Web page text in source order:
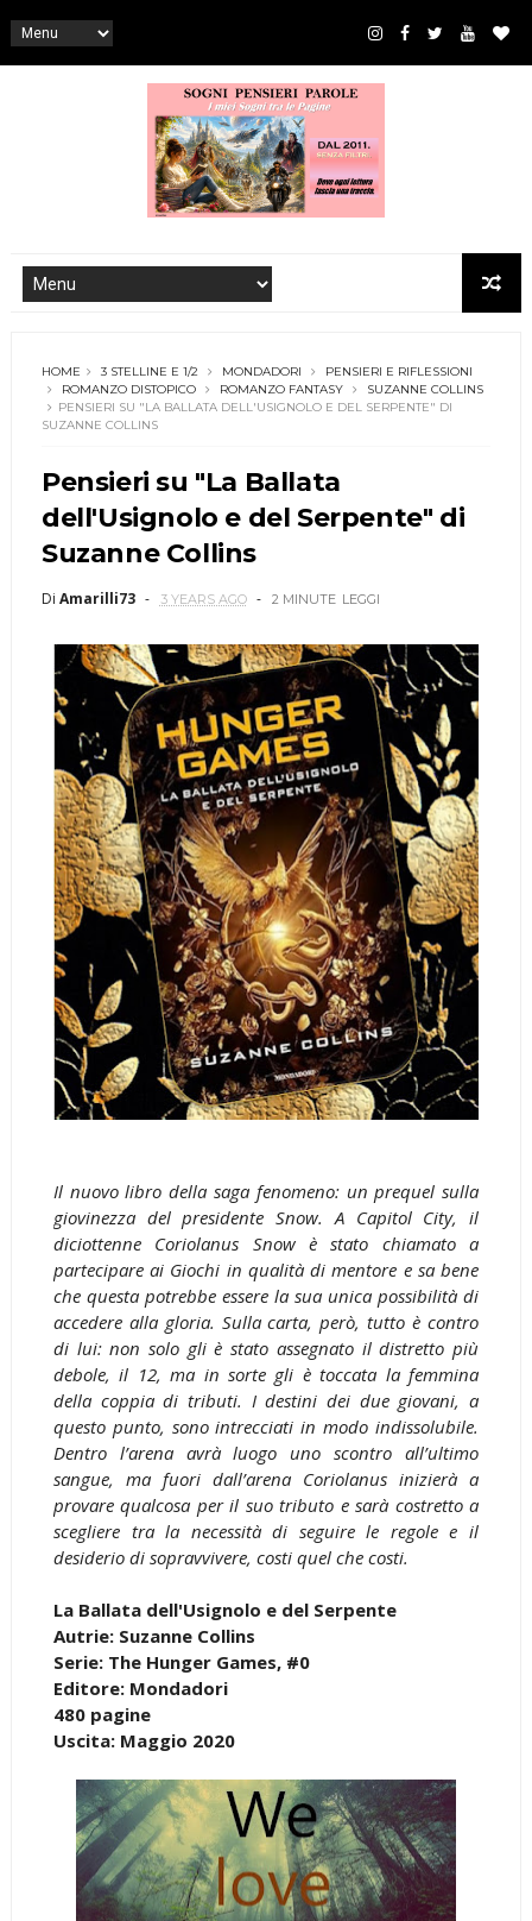
HOME 3 STELLINE E 1/2 MONDADORI
PENSIERI E RIFLESSIONI
ROMANZO DISTOPICO
ROMANZO FANTASY
SUZANNE COLLINS
PENSIERI SU "LA BALLATA DELL'USIGNOLO E DEL SERPENTE" DI
SUZANNE COLLINS
Pensieri su "La Ballata
dell'Usignolo e del Serpente" di
Suzanne Collins
Di Amarilli73 3 YEARS AGO 2 MINUTE LEGGI
Il nuovo libro della saga fenomeno: un prequel sulla
giovinezza del presidente Snow. A Capitol City, il
diciottenne Coriolanus Snow è stato chiamato a
partecipare ai Giochi in qualità di mentore e sa bene
che questa potrebbe essere la sua unica possibilità di
accedere alla gloria. Sulla carta, però, tutto è contro
di lui: non solo gli è stato assegnato il distretto più
debole, il 12, ma in sorte gli è toccata la femmina
della coppia di tributi. I destini dei due giovani, a
questo punto, sono intrecciati in modo indissolubile.
Dentro l’arena avrà luogo uno scontro all’ultimo
sangue, ma fuori dall’arena Coriolanus inizierà a
provare qualcosa per il suo tributo e sarà costretto a
scegliere tra la necessità di seguire le regole e il
desiderio di sopravvivere, costi quel che costi.
La Ballata dell'Usignolo e del Serpente
Autrie: Suzanne Collins
Serie: The Hunger Games, #0
Editore: Mondadori
480 pagine
Uscita: Maggio 2020